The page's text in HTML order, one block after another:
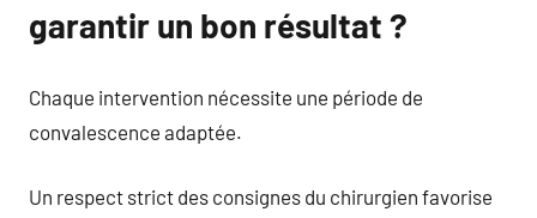
garantir un bon résultat ?
Chaque intervention nécessite une période de
convalescence adaptée.
Un respect strict des consignes du chirurgien favorise